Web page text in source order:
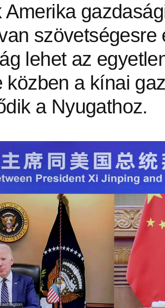
Amerika
szövetségesre
lehet az
közben a kínai
a Nyugathoz.